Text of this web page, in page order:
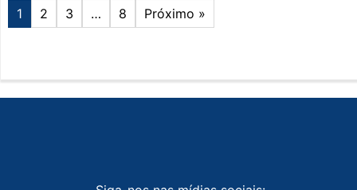
1 2 3 … 8 Próximo »